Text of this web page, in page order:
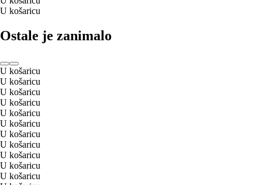
U košaricu
Ostale je zanimalo
U košaricu
U košaricu
U košaricu
U košaricu
U košaricu
U košaricu
U košaricu
U košaricu
U košaricu
U košaricu
U košaricu